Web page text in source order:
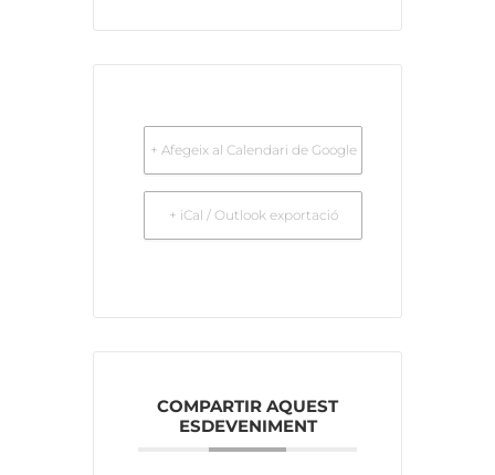
+ Afegeix al Calendari de Google
+ iCal / Outlook exportació
COMPARTIR AQUEST
ESDEVENIMENT